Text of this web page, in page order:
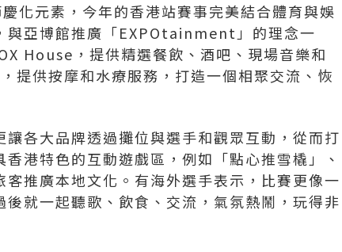
化元素，今年的香港站賽事完美結合體育與娛
與亞博館推廣「EXPOtainment」的理念一
House，提供精選餐飲、酒吧、現場音樂和
提供按摩和水療服務，打造一個相聚交流、恢
各大品牌透過攤位與選手和觀眾互動，從而打
港特色的互動遊戲區，例如「點心推雪橇」、
推廣本地文化。有海外選手表示，比賽更像一
就一起聽歌、飲食、交流，氣氛熱鬧，玩得非